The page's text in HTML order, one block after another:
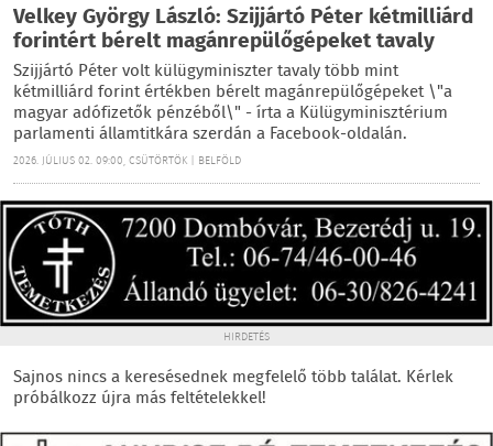
Velkey György László: Szijjártó Péter kétmilliárd
forintért bérelt magánrepülőgépeket tavaly
Szijjártó Péter volt külügyminiszter tavaly több mint
kétmilliárd forint értékben bérelt magánrepülőgépeket \"a
magyar adófizetők pénzéből\" - írta a Külügyminisztérium
parlamenti államtitkára szerdán a Facebook-oldalán.
2026. JÚLIUS 02. 09:00, CSÜTÖRTÖK | BELFÖLD
HIRDETÉS
Sajnos nincs a keresésednek megfelelő több találat. Kérlek
próbálkozz újra más feltételekkel!